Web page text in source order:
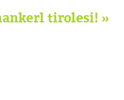
tirolesi! »